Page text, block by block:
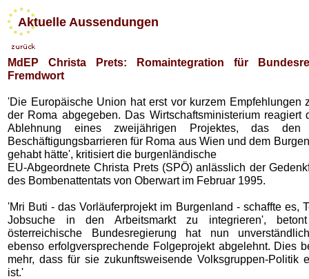
Aktuelle Aussendungen
MdEP Christa Prets: Romaintegration für
Fremdwort
'Die Europäische Union hat erst vor kurzem Empfehlungen
der Roma abgegeben. Das Wirtschaftsministerium reagiert
Ablehnung eines zweijährigen Projektes, das
Beschäftigungsbarrieren für Roma aus Wien und dem
gehabt hätte', kritisiert die burgenländische
EU-Abgeordnete Christa Prets (SPÖ) anlässlich der
des Bombenattentats von Oberwart im Februar 1995.
'Mri Buti - das Vorläuferprojekt im Burgenland - schaffte es,
Jobsuche in den Arbeitsmarkt zu integrieren',
österreichische Bundesregierung hat nun
ebenso erfolgversprechende Folgeprojekt abgelehnt. Dies
mehr, dass für sie zukunftsweisende Volksgruppen-Politik
ist.'